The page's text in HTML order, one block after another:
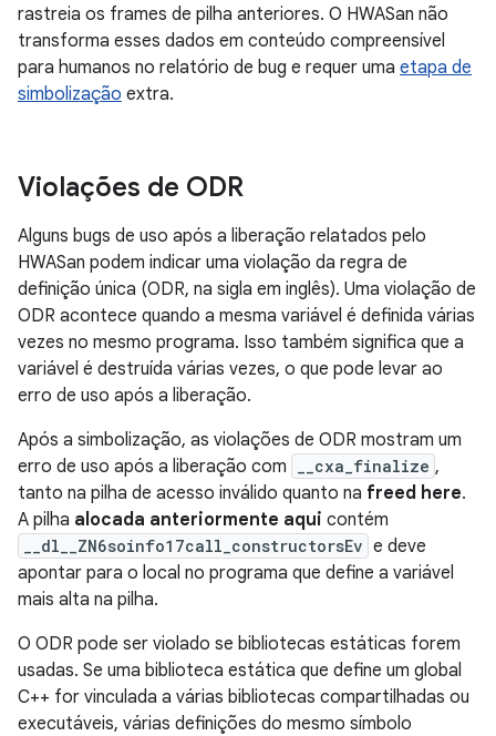
rastreia os frames de pilha anteriores. O HWASan não
transforma esses dados em conteúdo compreensível
para humanos no relatório de bug e requer uma etapa de
simbolização extra.
Violações de ODR
Alguns bugs de uso após a liberação relatados pelo
HWASan podem indicar uma violação da regra de
definição única (ODR, na sigla em inglês). Uma violação de
ODR acontece quando a mesma variável é definida várias
vezes no mesmo programa. Isso também significa que a
variável é destruída várias vezes, o que pode levar ao
erro de uso após a liberação.
Após a simbolização, as violações de ODR mostram um
erro de uso após a liberação com
__cxa_finalize ,
tanto na pilha de acesso inválido quanto na freed here.
A pilha alocada anteriormente aqui contém
__dl__ZN6soinfo17call_constructorsEv e deve
apontar para o local no programa que define a variável
mais alta na pilha.
O ODR pode ser violado se bibliotecas estáticas forem
usadas. Se uma biblioteca estática que define um global
C++ for vinculada a várias bibliotecas compartilhadas ou
executáveis, várias definições do mesmo símbolo